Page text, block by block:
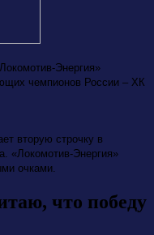
Энергия»
чемпионов России – ХК
вторую строчку в
«Локомотив-Энергия»
очками.
что победу